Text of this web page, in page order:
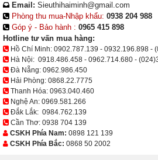
Email: Sieuthihaiminh@gmail.com
Phòng thu mua-Nhập khẩu: 0938 204 988
Góp ý - Bảo hành : 0965 415 898
Hotline tư vấn mua hàng:
Hồ Chí Minh: 0902.787.139 - 0932.196.898 -
Hà Nội: 0918.486.458 - 0962.714.680 -
Đà Nẵng: 0962.986.450
Hải Phòng: 0868.22.7775
Thanh Hóa: 0963.040.460
Nghệ An: 0969.581.266
Đắk Lắk: 0984.762.139
Cần Thơ: 0938 704 139
CSKH Phía Nam: 0898 121 139
CSKH Phía Bắc: 0868 50 2002